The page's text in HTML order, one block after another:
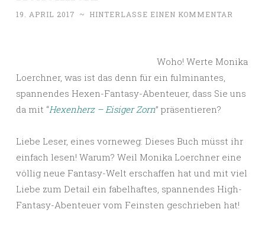
19. APRIL 2017 ~ HINTERLASSE EINEN KOMMENTAR
Woho! Werte Monika
Loerchner, was ist das denn für ein fulminantes,
spannendes Hexen-Fantasy-Abenteuer, dass Sie uns
da mit “Hexenherz – Eisiger Zorn” präsentieren?
Liebe Leser, eines vorneweg: Dieses Buch müsst ihr
einfach lesen! Warum? Weil Monika Loerchner eine
völlig neue Fantasy-Welt erschaffen hat und mit viel
Liebe zum Detail ein fabelhaftes, spannendes High-
Fantasy-Abenteuer vom Feinsten geschrieben hat!